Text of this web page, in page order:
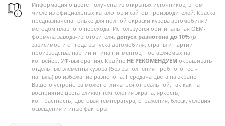
Информация о цвете получена из открытых источников, в том
числе из официальных каталогов и сайтов производителей. Краска
предназначена только для полной окраски кузова автомобиля /
методом плавного перехода. Используется оригинальная OEM-
формула завода-изготовителя, допуск разнотона до 10% (в
зависимости от года выпуска автомобиля, страны и партии
производства, партии и типа пигментов, поставляемых на
конвейер, УФ-выгорания). Крайне НЕ РЕКОМЕНДУЕМ окрашивать
отдельные элементы кузова (без выполнения пробного тест-
напыла) во избежание разнотона. Передача цвета на экране
Вашего устройства может отличаться от реальной, так как на
восприятие цвета влияют технология экрана, яркость,
контрастность, цветовая температура, отражения, блеск, условия
освещения и иные факторы.